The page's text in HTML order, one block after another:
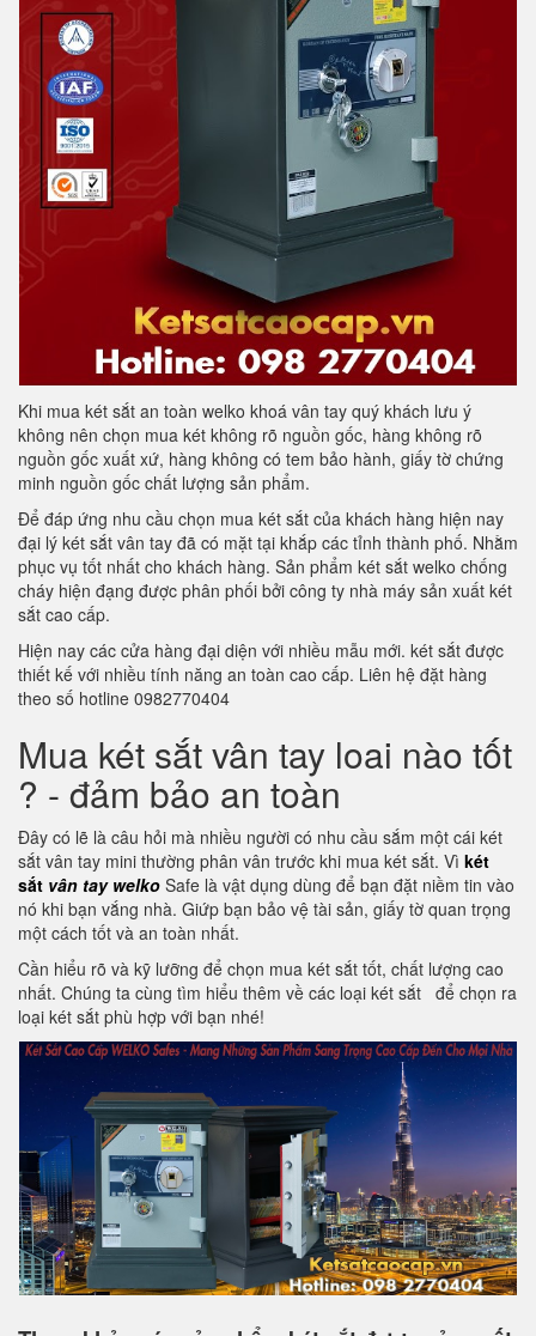
Khi mua két sắt an toàn welko khoá vân tay quý khách lưu ý
không nên chọn mua két không rõ nguồn gốc, hàng không rõ
nguồn gốc xuất xứ, hàng không có tem bảo hành, giấy tờ chứng
minh nguồn gốc chất lượng sản phẩm.
Để đáp ứng nhu cầu chọn mua két sắt của khách hàng hiện nay
đại lý két sắt vân tay đã có mặt tại khắp các tỉnh thành phố. Nhằm
phục vụ tốt nhất cho khách hàng. Sản phẩm két sắt welko chống
cháy hiện đạng được phân phối bởi công ty nhà máy sản xuất két
sắt cao cấp.
Hiện nay các cửa hàng đại diện với nhiều mẫu mới. két sắt được
thiết kế với nhiều tính năng an toàn cao cấp. Liên hệ đặt hàng
theo số hotline 0982770404
Mua két sắt vân tay loai nào tốt
? - đảm bảo an toàn
Đây có lẽ là câu hỏi mà nhiều người có nhu cầu sắm một cái két
sắt vân tay mini thường phân vân trước khi mua két sắt. Vì két
sắt vân tay welko Safe là vật dụng dùng để bạn đặt niềm tin vào
nó khi bạn vắng nhà. Giứp bạn bảo vệ tài sản, giấy tờ quan trọng
một cách tốt và an toàn nhất.
Cần hiểu rõ và kỹ lưỡng để chọn mua két sắt tốt, chất lượng cao
nhất. Chúng ta cùng tìm hiểu thêm về các loại két sắt để chọn ra
loại két sắt phù hợp với bạn nhé!